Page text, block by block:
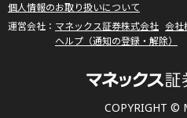
COPYRIGHT ©
個人情報のお取り扱いについて
マネックス証券株式会社 会社
ヘルプ（通知の登録・解除）